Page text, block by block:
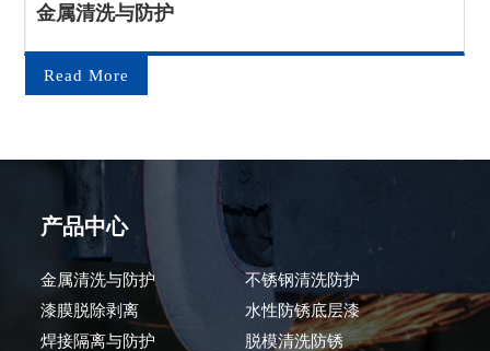
金属清洗与防护
Read More
产品中心
金属清洗与防护
不锈钢清洗防护
漆膜脱除剥离
水性防锈底层漆
焊接隔离与防护
脱模清洗防锈